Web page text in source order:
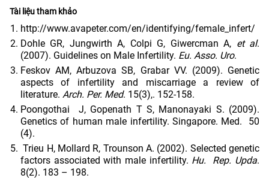
Tài liệu tham khảo
http://www.avapeter.com/en/identifying/female_infert/
Dohle GR, Jungwirth A, Colpi G, Giwercman A, et al.
(2007). Guidelines on Male Infertility. Eu. Asso. Uro.
Feskov AM, Arbuzova SB, Grabar VV. (2009). Genetic
aspects of infertility and miscarriage a review of
literature. Arch. Per. Med. 15(3),. 152-158.
Poongothai J, Gopenath T S, Manonayaki S. (2009).
Genetics of human male infertility. Singapore. Med. 50
(4).
Trieu H, Mollard R, Trounson A. (2002). Selected genetic
factors associated with male infertility. Hu. Rep. Upda.
8(2). 183 – 198.